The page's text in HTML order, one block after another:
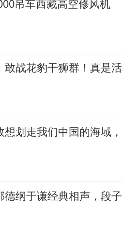
吊车西藏高空修风机
战花豹干狮群！真是活
想划走我们中国的海域
德纲于谦经典相声，段